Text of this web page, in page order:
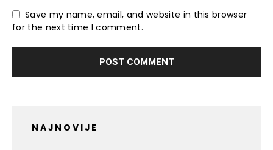
Save my name, email, and website in this browser
for the next time I comment.
NAJNOVIJE